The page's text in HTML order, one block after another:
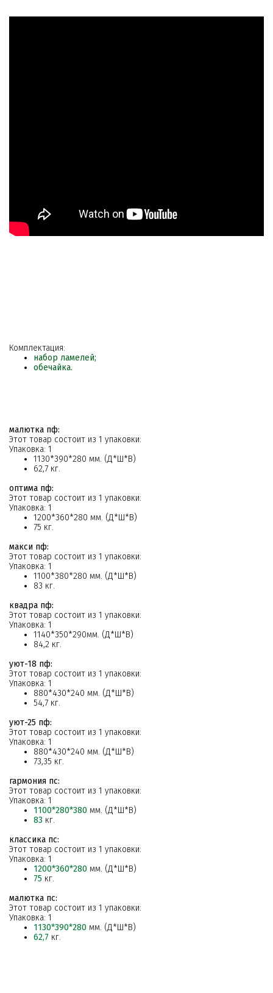
Комплектация:
набор ламелей;
обечайка.
малютка пф:
Этот товар состоит из 1 упаковки:
Упаковка: 1
1130*390*280 мм. (Д*Ш*В)
62,7 кг.
оптима пф:
Этот товар состоит из 1 упаковки:
Упаковка: 1
1200*360*280 мм. (Д*Ш*В)
75 кг.
макси пф:
Этот товар состоит из 1 упаковки:
Упаковка: 1
1100*380*280 мм. (Д*Ш*В)
83 кг.
квадра пф:
Этот товар состоит из 1 упаковки:
Упаковка: 1
1140*350*290мм. (Д*Ш*В)
84,2 кг.
уют-18 пф:
Этот товар состоит из 1 упаковки:
Упаковка: 1
880*430*240 мм. (Д*Ш*В)
54,7 кг.
уют-25 пф:
Этот товар состоит из 1 упаковки:
Упаковка: 1
880*430*240 мм. (Д*Ш*В)
73,35 кг.
гармония пс:
Этот товар состоит из 1 упаковки:
Упаковка: 1
1100*280*380 мм. (Д*Ш*В)
83 кг.
классика пс:
Этот товар состоит из 1 упаковки:
Упаковка: 1
1200*360*280 мм. (Д*Ш*В)
75 кг.
малютка пс:
Этот товар состоит из 1 упаковки:
Упаковка: 1
1130*390*280 мм. (Д*Ш*В)
62,7 кг.